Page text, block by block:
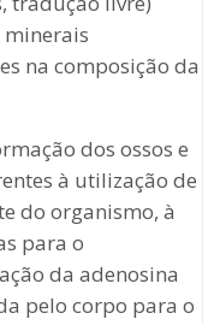
na composição da
dos ossos e
à utilização de
do organismo, à
para o
da adenosina
pelo corpo para o